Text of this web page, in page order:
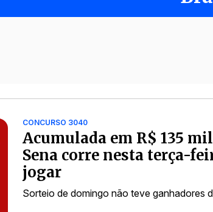
CONCURSO 3040
Acumulada em R$ 135
Sena corre nesta terça-
jogar
Sorteio de domingo não teve ganhadores